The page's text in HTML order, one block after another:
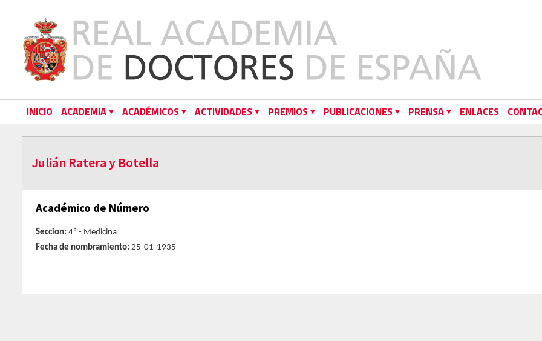
INICIO ACADEMIA ACADÉMICOS ACTIVIDADES PREMIOS PUBLICACIONES PRENSA ENLACES
Julián Ratera y Botella
Académico de Número
Seccion: 4ª - Medicina
Fecha de nombramiento: 25-01-1935